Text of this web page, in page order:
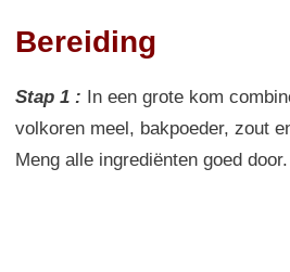
Bereiding
Stap 1 : In een grote kom
volkoren meel, bakpoeder, zout
Meng alle ingrediënten goed door.